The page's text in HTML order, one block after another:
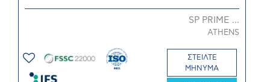
SP PRIME ...
ATHENS
ΣΤΕΙΛΤΕ
ΜΗΝΥΜΑ